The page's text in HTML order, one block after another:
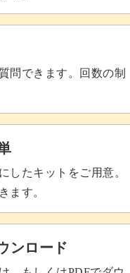
問できます。回数の制
したキットをご用意。
ます。
ンロード